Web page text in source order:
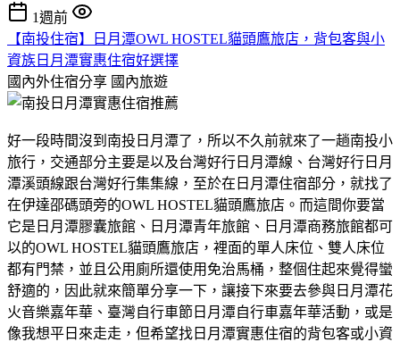
1週前
【南投住宿】日月潭OWL HOSTEL貓頭鷹旅店，背包客與小
資族日月潭實惠住宿好選擇
國內外住宿分享 國內旅遊
好一段時間沒到南投日月潭了，所以不久前就來了一趟南投小
旅行，交通部分主要是以及台灣好行日月潭線、台灣好行日月
潭溪頭線跟台灣好行集集線，至於在日月潭住宿部分，就找了
在伊達邵碼頭旁的OWL HOSTEL貓頭鷹旅店。而這間你要當
它是日月潭膠囊旅館、日月潭青年旅館、日月潭商務旅館都可
以的OWL HOSTEL貓頭鷹旅店，裡面的單人床位、雙人床位
都有門禁，並且公用廁所還使用免治馬桶，整個住起來覺得蠻
舒適的，因此就來簡單分享一下，讓接下來要去參與日月潭花
火音樂嘉年華、臺灣自行車節日月潭自行車嘉年華活動，或是
像我想平日來走走，但希望找日月潭實惠住宿的背包客或小資